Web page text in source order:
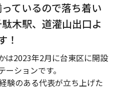
ているので落ち着い
木駅、道灌山出口よ
！
は2023年2月に台東区に開設
ションです。
験のある代表が立ち上げた